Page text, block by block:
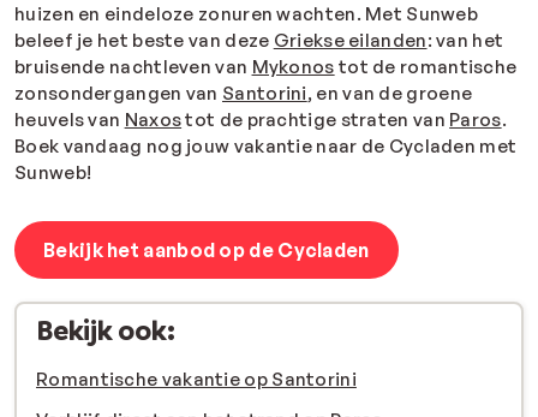
huizen en eindeloze zonuren wachten. Met Sunweb
beleef je het beste van deze Griekse eilanden: van het
bruisende nachtleven van Mykonos tot de romantische
zonsondergangen van Santorini, en van de groene
heuvels van Naxostot de prachtige straten van Paros.
Boek vandaag nog jouw vakantie naar de Cycladen met
Sunweb!
Bekijk het aanbod op de Cycladen
Bekijk ook:
Romantische vakantie op Santorini